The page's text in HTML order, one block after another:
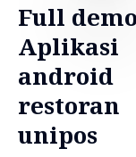
Full demo
Aplikasi
android
restoran
unipos